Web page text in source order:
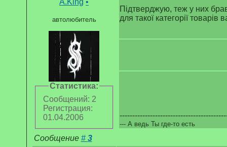
A.King •
автолюбитель
Статистика:
Сообщений: 2
Регистрация:
01.04.2006
Підтверджую, теж у них
для такої категорії товарів
--- А ведь Ты где-то есть
Сообщение # 3